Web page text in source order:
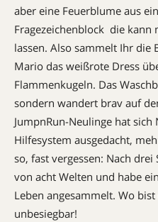
aber eine Feuerblume aus
Fragezeichenblock  die
lassen. Also sammelt Ihr
Mario das weißrote Dress
Flammenkugeln. Das
sondern wandert brav auf
JumpnRun-Neulinge hat
Hilfesystem ausgedacht,
so, fast vergessen: Nach
von acht Welten und habe
Leben angesammelt. Wo
unbesiegbar!